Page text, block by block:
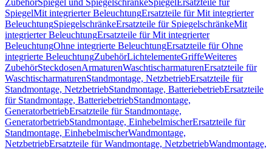
ZubehörSpiegel und SpiegelschränkeSpiegel Ersatzteile für
SpiegelMit integrierter BeleuchtungErsatzteile für Mit integrierter
BeleuchtungSpiegelschränkeErsatzteile für SpiegelschränkeMit
integrierter BeleuchtungErsatzteile für Mit integrierter
BeleuchtungOhne integrierte BeleuchtungErsatzteile für Ohne
integrierte BeleuchtungZubehörLichtelementeGriffeWeiteres
ZubehörSteckdosenArmaturenWaschtischarmaturenErsatzteile für
WaschtischarmaturenStandmontage, NetzbetriebErsatzteile für
Standmontage, NetzbetriebStandmontage, BatteriebetriebErsatzteile
für Standmontage, BatteriebetriebStandmontage,
GeneratorbetriebErsatzteile für Standmontage,
GeneratorbetriebStandmontage, EinhebelmischerErsatzteile für
Standmontage, EinhebelmischerWandmontage,
NetzbetriebErsatzteile für Wandmontage, NetzbetriebWandmontage,